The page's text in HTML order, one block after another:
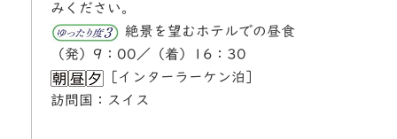
みください。
絶景を望むホテルでの昼食
（発）9：00／（着）16：30
［インターラーケン泊］
訪問国：スイス